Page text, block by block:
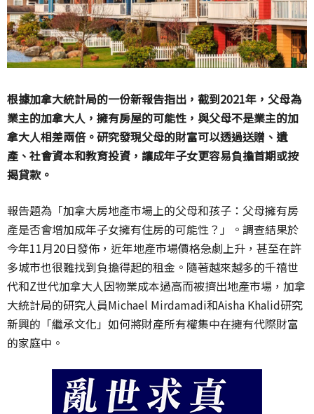
根據加拿大統計局的一份新報告指出，截到2021年，父母為
業主的加拿大人，擁有房屋的可能性，與父母不是業主的加
拿大人相差兩倍。研究發現父母的財富可以透過送贈、遺
產、社會資本和教育投資，讓成年子女更容易負擔首期或按
揭貸款。
報告題為「加拿大房地產市場上的父母和孩子：父母擁有房
產是否會增加成年子女擁有住房的可能性？」。調查結果於
今年11月20日發佈，近年地產市場價格急劇上升，甚至在許
多城市也很難找到負擔得起的租金。隨著越來越多的千禧世
代和Z世代加拿大人因物業成本過高而被擠出地產市場，加拿
大統計局的研究人員Michael Mirdamadi和Aisha Khalid研究
新興的「繼承文化」如何將財產所有權集中在擁有代際財富
的家庭中。